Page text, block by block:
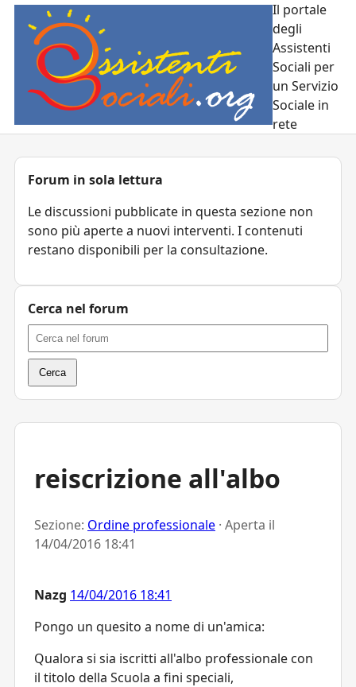
Il portale
degli
Assistenti
Sociali per
un Servizio
Sociale in
rete
reiscrizione all'albo
Sezione: Ordine professionale · Aperta il
14/04/2016 18:41
Nazg 14/04/2016 18:41
Pongo un quesito a nome di un'amica:
Qualora si sia iscritti all'albo professionale con
il titolo della Scuola a fini speciali,
Forum in sola lettura
Le discussioni pubblicate in questa sezione non
sono più aperte a nuovi interventi. I contenuti
restano disponibili per la consultazione.
Cerca nel forum
Cerca